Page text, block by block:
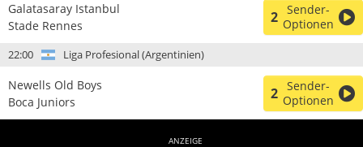
Galatasaray Istanbul
Stade Rennes
2 Sender-
Optionen
22:00 Liga Profesional (Argentinien)
Newells Old Boys
Boca Juniors
2 Sender-
Optionen
ANZEIGE